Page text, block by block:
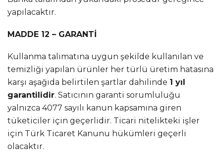
yapılacaktır.
MADDE 12 – GARANTİ
Kullanma talimatına uygun şekilde kullanılan ve
temizliği yapılan ürünler her türlü üretim hatasına
karşı aşağıda belirtilen şartlar dahilinde 1 yıl
garantilidir. Satıcının garanti sorumluluğu
yalnızca 4077 sayılı kanun kapsamına giren
tüketiciler için geçerlidir. Ticari nitelikteki işler
için Türk Ticaret Kanunu hükümleri geçerli
olacaktır.